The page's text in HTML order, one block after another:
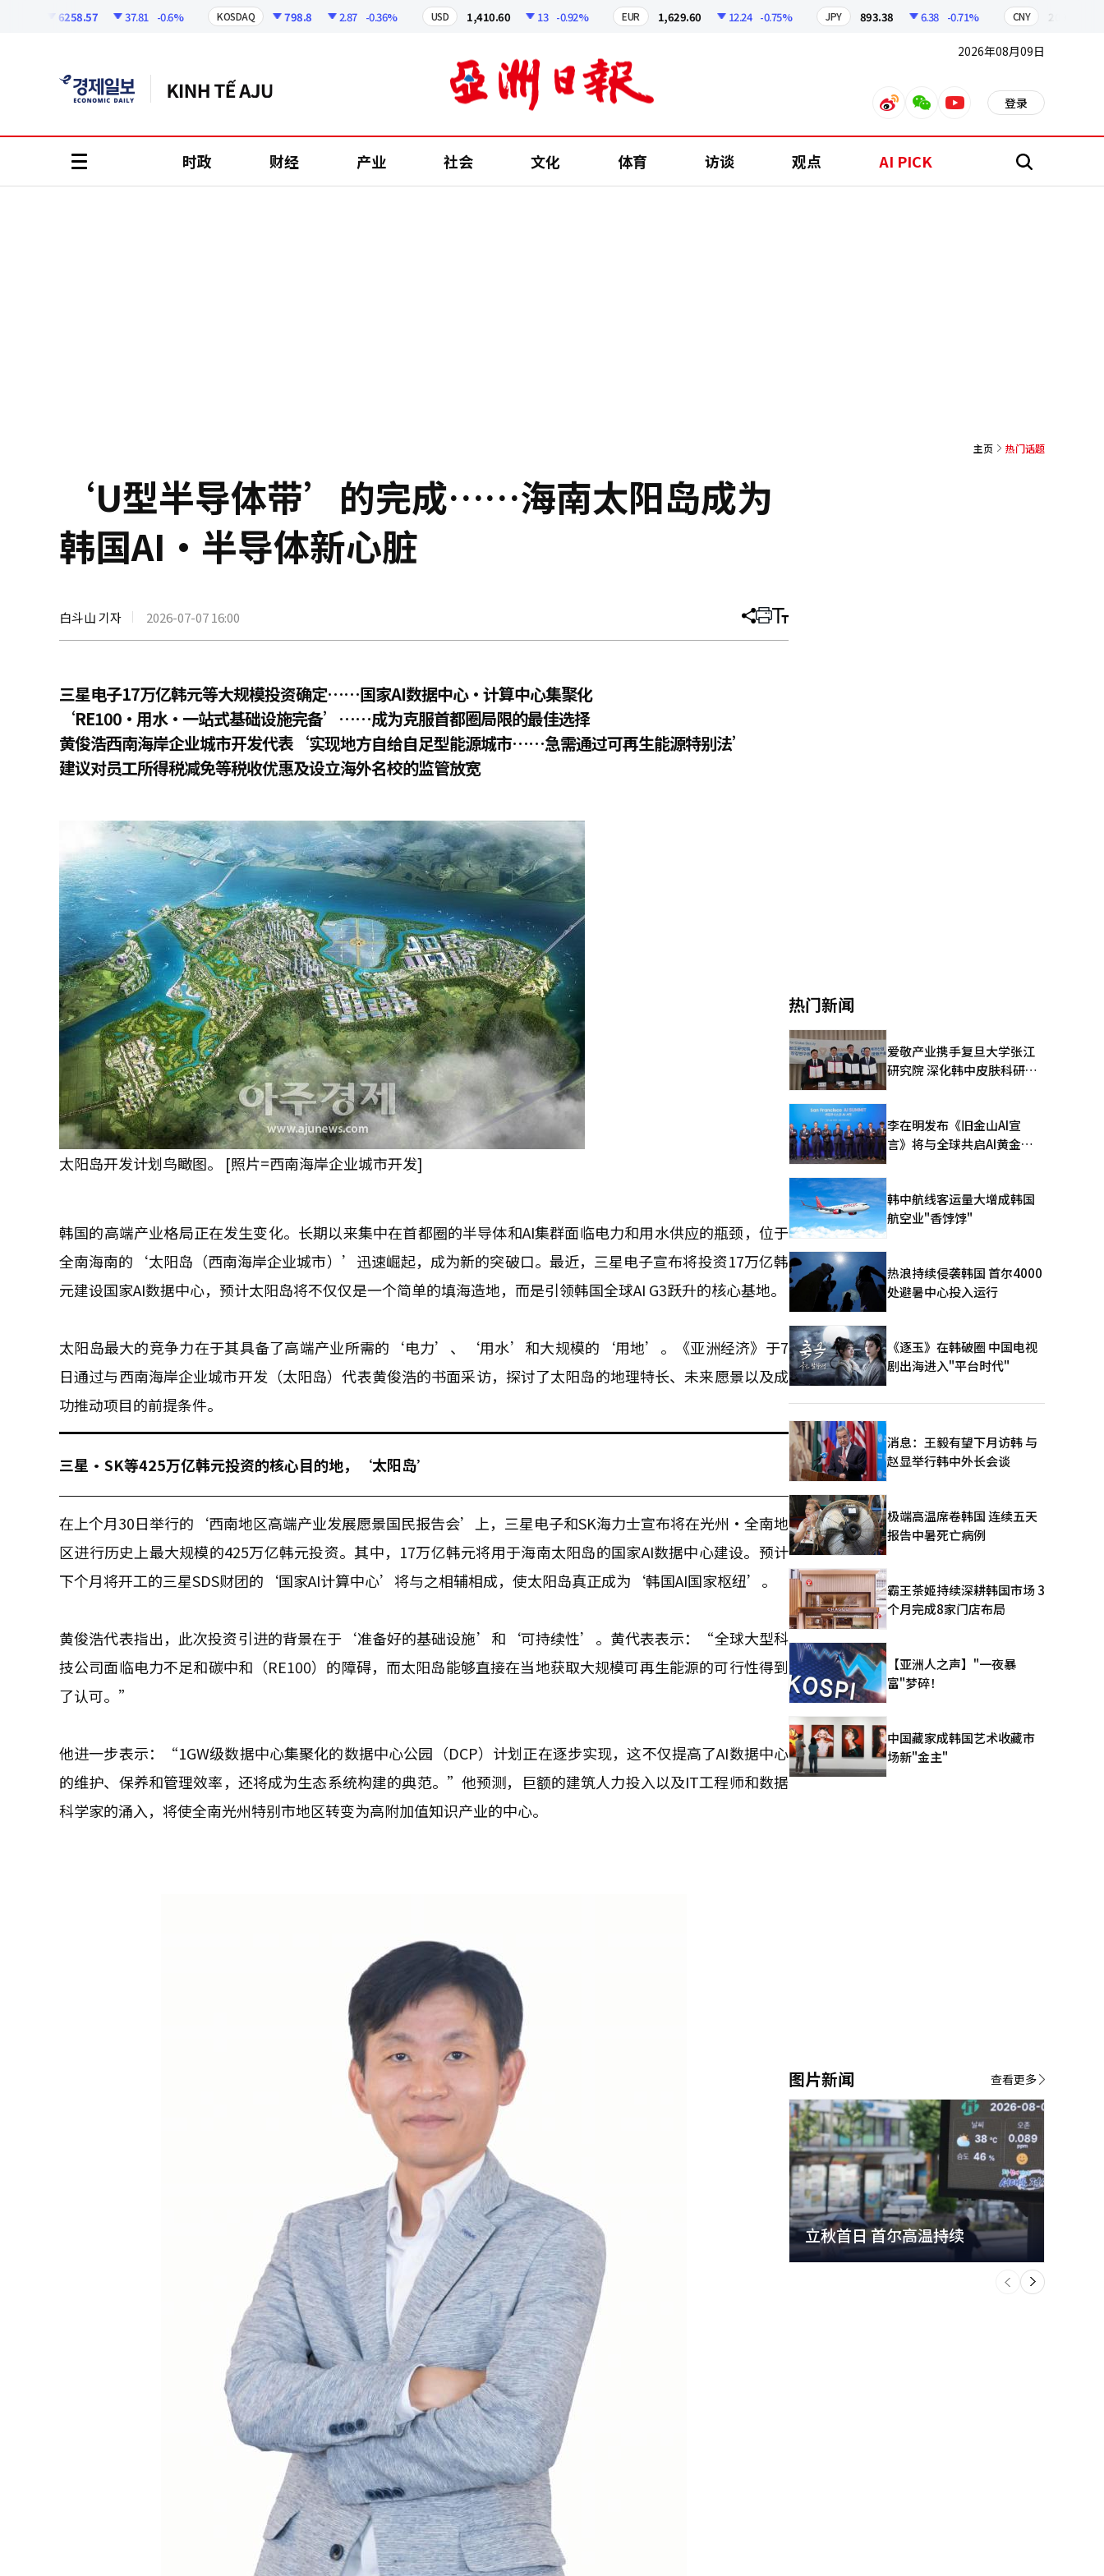
6258.57 37.81 -0.6% KOSDAQ 798.8 2.87 -0.36% USD 1,410.60 -0.92% EUR 1,629.60 12.24 -0.75% 893.38 6.38 -0.71% CNY 209.17
2026年08月09日
weiboweixinyoutube 登录
时政 财经 产业 社会 文化 体育 访谈 观点 AI PICK 搜
主页 热门话题
‘U型半导体带’的完成……海南太阳岛成为
韩国AI·半导体新心脏
白斗山 기자 2026-07-07 16:00 分
文
打 调
大
三星电子17万亿韩元等大规模投资确定……国家AI数据中心·计算中心集聚化
‘RE100·用水·一站式基础设施完备’……成为克服首都圈局限的最佳选择
黄俊浩西南海岸企业城市开发代表‘实现地方自给自足型能源城市……急需通过可再生能源特别法’
建议对员工所得税减免等税收优惠及设立海外名校的监管放宽
太阳岛开发计划鸟瞰图。 [照片=西南海岸企业城市开发]
韩国的高端产业格局正在发生变化。长期以来集中在首都圈的半导体和AI集群面临电力和用水供应的瓶颈，位于
全南海南的‘太阳岛（西南海岸企业城市）’迅速崛起，成为新的突破口。最近，三星电子宣布将投资17万亿韩
元建设国家AI数据中心，预计太阳岛将不仅仅是一个简单的填海造地，而是引领韩国全球AI G3跃升的核心基地。
太阳岛最大的竞争力在于其具备了高端产业所需的‘电力’、‘用水’和大规模的‘用地’。《亚洲经济》于7
日通过与西南海岸企业城市开发（太阳岛）代表黄俊浩的书面采访，探讨了太阳岛的地理特长、未来愿景以及成
功推动项目的前提条件。
三星·SK等425万亿韩元投资的核心目的地，‘太阳岛’
在上个月30日举行的‘西南地区高端产业发展愿景国民报告会’上，三星电子和SK海力士宣布将在光州·全南地
区进行历史上最大规模的425万亿韩元投资。其中，17万亿韩元将用于海南太阳岛的国家AI数据中心建设。预计
下个月将开工的三星SDS财团的‘国家AI计算中心’将与之相辅相成，使太阳岛真正成为‘韩国AI国家枢纽’。
黄俊浩代表指出，此次投资引进的背景在于‘准备好的基础设施’和‘可持续性’。黄代表表示：“全球大型科
技公司面临电力不足和碳中和（RE100）的障碍，而太阳岛能够直接在当地获取大规模可再生能源的可行性得到
了认可。”
他进一步表示：“1GW级数据中心集聚化的数据中心公园（DCP）计划正在逐步实现，这不仅提高了AI数据中心
的维护、保养和管理效率，还将成为生态系统构建的典范。”他预测，巨额的建筑人力投入以及IT工程师和数据
科学家的涌入，将使全南光州特别市地区转变为高附加值知识产业的中心。
热门新闻
爱敬产业携手复旦大学张江
研究院 深化韩中皮肤科研合
李在明发布《旧金山AI宣
言》将与全球共启AI黄金时
韩中航线客运量大增成韩国
航空业"香饽饽"
热浪持续侵袭韩国 首尔4000
处避暑中心投入运行
《逐玉》在韩破圈 中国电视
剧出海进入"平台时代"
消息：王毅有望下月访韩 与
赵显举行韩中外长会谈
极端高温席卷韩国 连续五天
报告中暑死亡病例
霸王茶姬持续深耕韩国市场 3
个月完成8家门店布局
【亚洲人之声】"一夜暴
富"梦碎！
中国藏家成韩国艺术收藏市
场新"金主"
图片新闻
立秋首日 首尔高温持续
下
一
个
查看更多